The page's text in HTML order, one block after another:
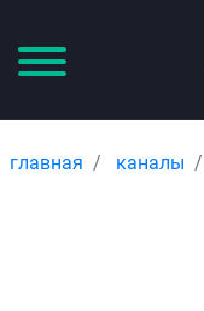
главная каналы